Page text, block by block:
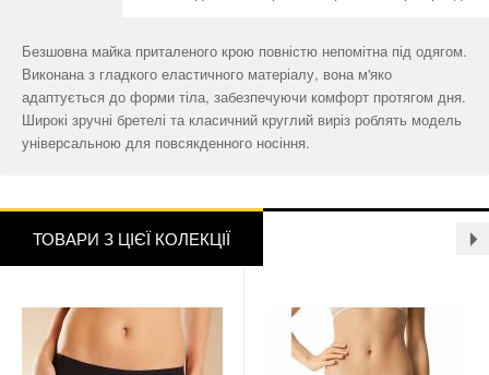
Безшовна майка приталеного крою повністю непомітна під одягом.
Виконана з гладкого еластичного матеріалу, вона м'яко
адаптується до форми тіла, забезпечуючи комфорт протягом дня.
Широкі зручні бретелі та класичний круглий виріз роблять модель
універсальною для повсякденного носіння.
ТОВАРИ З ЦІЄЇ КОЛЕКЦІЇ